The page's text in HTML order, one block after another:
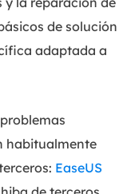
de solución
adaptada a
habitualmente
EaseUS